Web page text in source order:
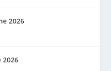
2026
2026